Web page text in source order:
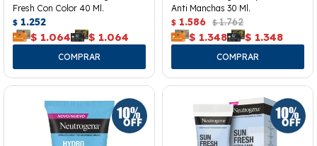
Fresh Con Color 40 Ml.
$ 1.252
$ 1.064 $ 1.064
Anti Manchas 30 Ml.
$ 1.586 $ 1.762
$ 1.348 $ 1.348